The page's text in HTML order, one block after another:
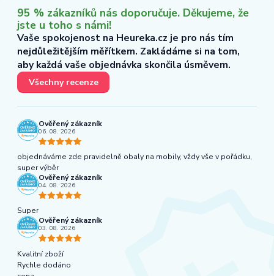
95 % zákazníků nás doporučuje. Děkujeme, že
jste u toho s námi!
Vaše spokojenost na Heureka.cz je pro nás tím
nejdůležitějším měřítkem. Zakládáme si na tom,
aby každá vaše objednávka skončila úsměvem.
Všechny recenze
Ověřený zákazník
06. 08. 2026
objednáváme zde pravidelně obaly na mobily, vždy vše v pořádku,
super výběr
Ověřený zákazník
04. 08. 2026
Super
Ověřený zákazník
03. 08. 2026
Kvalitní zboží
Rychle dodáno